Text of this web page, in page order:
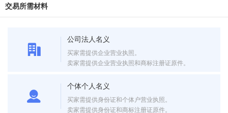
交易所需材料
公司法人名义
买家需提供企业营业执照。
卖家需提供企业营业执照和商标注册证原件。
个体个人名义
买家需提供身份证和个体户营业执照。
卖家需提供身份证和商标注册证原件。